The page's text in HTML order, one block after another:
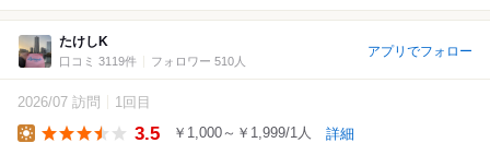
たけしK
口コミ 3119件 フォロワー 510人
アプリでフォロー
2026/07 訪問 1回目
3.5 ￥1,000～￥1,999/1人 詳細